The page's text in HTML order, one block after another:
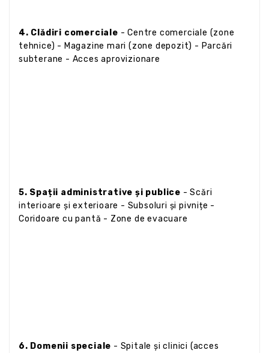
4. Clădiri comerciale - Centre comerciale (zone
tehnice) - Magazine mari (zone depozit) - Parcări
subterane - Acces aprovizionare
5. Spații administrative și publice - Scări
interioare și exterioare - Subsoluri și pivnițe -
Coridoare cu pantă - Zone de evacuare
6. Domenii speciale - Spitale și clinici (acces